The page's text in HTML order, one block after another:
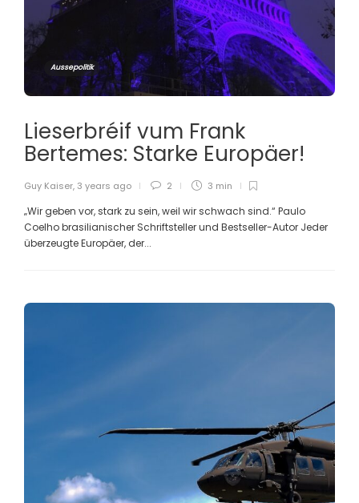
Aussepolitik
Lieserbréif vum Frank
Bertemes: Starke Europäer!
Guy Kaiser, 3 years ago 2 3 min
„Wir geben vor, stark zu sein, weil wir schwach sind.“ Paulo
Coelho brasilianischer Schriftsteller und Bestseller-Autor Jeder
überzeugte Europäer, der...